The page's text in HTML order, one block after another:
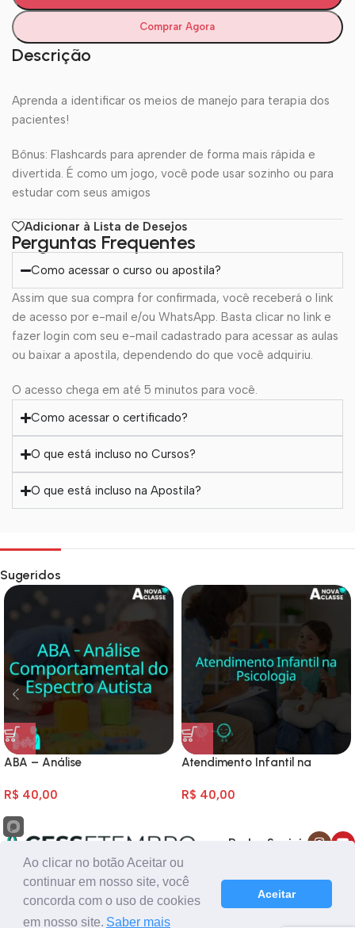
Comprar Agora
Descrição
Aprenda a identificar os meios de manejo para terapia dos
pacientes!
Bônus: Flashcards para aprender de forma mais rápida e
divertida. É como um jogo, você pode usar sozinho ou para
estudar com seus amigos
Adicionar à Lista de Desejos
Perguntas Frequentes
Como acessar o curso ou apostila?
Assim que sua compra for confirmada, você receberá o link
de acesso por e-mail e/ou WhatsApp. Basta clicar no link e
fazer login com seu e-mail cadastrado para acessar as aulas
ou baixar a apostila, dependendo do que você adquiriu.
O acesso chega em até 5 minutos para você.
Como acessar o certificado?
O que está incluso no Cursos?
O que está incluso na Apostila?
Sugeridos
ABA – Análise
Autista
R$ 40,00
Atendimento Infantil na
R$ 40,00
Redes Sociais
Loja oficial do Centro Educacional Sete de Setembro
Ao clicar no botão Aceitar ou
continuar em nosso site, você
concorda com o uso de cookies
em nosso site. Saber mais
Aceitar